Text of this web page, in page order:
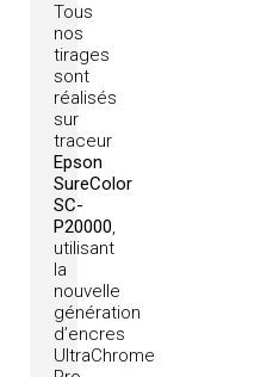
Tous
nos
tirages
sont
réalisés
sur
traceur
Epson
SureColor
SC-
P20000,
utilisant
la
nouvelle
génération
d’encres
UltraChrome